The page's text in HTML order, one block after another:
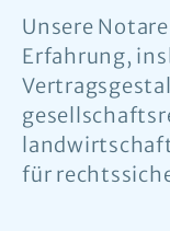
Unsere
Erfahrung,
für